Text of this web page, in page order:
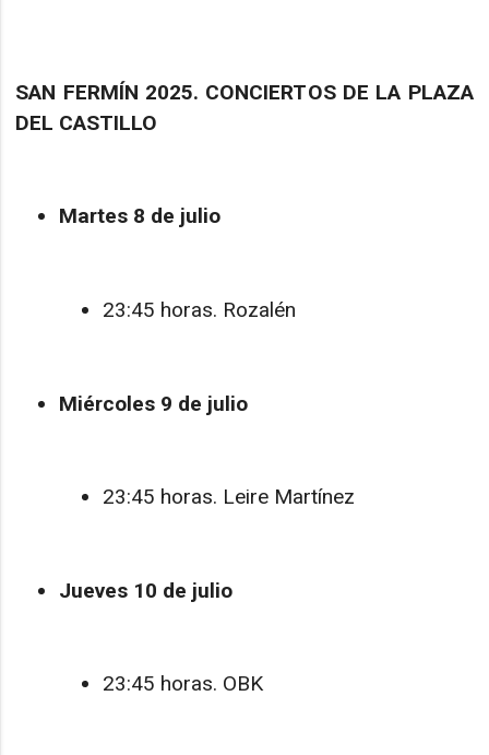
SAN FERMÍN 2025. CONCIERTOS DE LA PLAZA
DEL CASTILLO
Martes 8 de julio
23:45 horas. Rozalén
Miércoles 9 de julio
23:45 horas. Leire Martínez
Jueves 10 de julio
23:45 horas. OBK